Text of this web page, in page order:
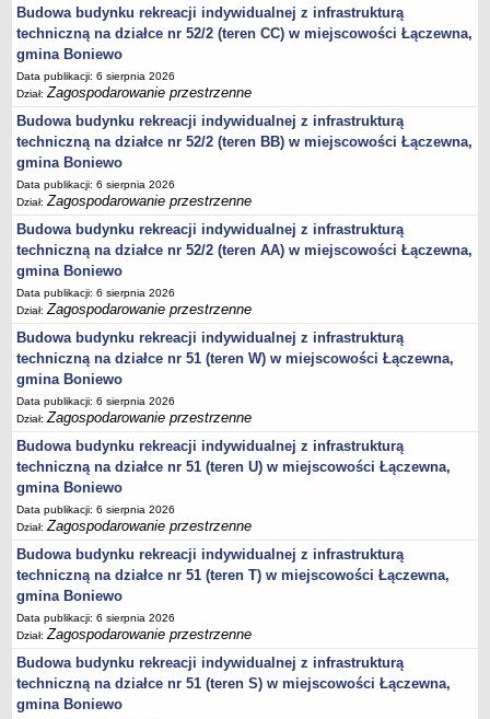
Rejestr Instytucji Kultury
Zestawienie przedsiębiorców w zakresie opróżniania zbiorników
bezodpływowych lub osadników
AKTUALNOŚCI GMINY BONIEWO
FINANSE GMINY
Majątek gminy
Budżet
sprawozdania z wykonania budżetu
Plan postępowań na 2026 rok
Plan postępowań o udzielenie zamówień na rok 2025
Plan postępowań o udzielenie zamówień na rok 2023
Plan postępowań o udzielenie zamówień na rok 2022
Plan postępowań w 2021 roku
Plan postępowań o udzielenie zamówień w 2020 roku
Plan postępowań o udzielenie zamówień na 2019
Plan postępowań o udzielenie zamówień w 2018 roku
Plan postępowań o udzielenie zamówień w 2017 roku
Dług publiczny, Pomoc publiczna
Realizacja inwestycji
przetargi
Konkursy
elektronizacja zamówień publicznych
zamówienia do 170 000 PLN
PRAWO LOKALNE
Statut
Budowa budynku rekreacji indywidualnej z infrastrukturą
techniczną na działce nr 52/2 (teren CC) w miejscowości Łączewna,
gmina Boniewo
Data publikacji: 6 sierpnia 2026
Dział:Zagospodarowanie przestrzenne
Budowa budynku rekreacji indywidualnej z infrastrukturą
techniczną na działce nr 52/2 (teren BB) w miejscowości Łączewna,
gmina Boniewo
Data publikacji: 6 sierpnia 2026
Dział:Zagospodarowanie przestrzenne
Budowa budynku rekreacji indywidualnej z infrastrukturą
techniczną na działce nr 52/2 (teren AA) w miejscowości Łączewna,
gmina Boniewo
Data publikacji: 6 sierpnia 2026
Dział:Zagospodarowanie przestrzenne
Budowa budynku rekreacji indywidualnej z infrastrukturą
techniczną na działce nr 51 (teren W) w miejscowości Łączewna,
gmina Boniewo
Data publikacji: 6 sierpnia 2026
Dział:Zagospodarowanie przestrzenne
Budowa budynku rekreacji indywidualnej z infrastrukturą
techniczną na działce nr 51 (teren U) w miejscowości Łączewna,
gmina Boniewo
Data publikacji: 6 sierpnia 2026
Dział:Zagospodarowanie przestrzenne
Budowa budynku rekreacji indywidualnej z infrastrukturą
techniczną na działce nr 51 (teren T) w miejscowości Łączewna,
gmina Boniewo
Data publikacji: 6 sierpnia 2026
Dział:Zagospodarowanie przestrzenne
Budowa budynku rekreacji indywidualnej z infrastrukturą
techniczną na działce nr 51 (teren S) w miejscowości Łączewna,
gmina Boniewo